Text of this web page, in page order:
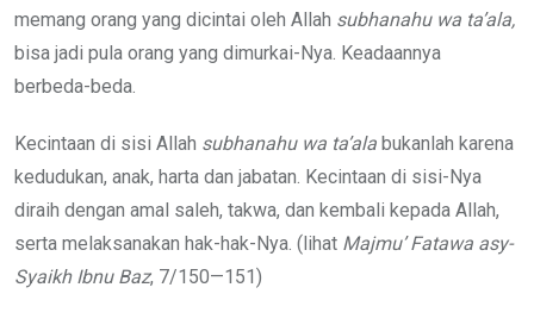
memang orang yang dicintai oleh Allah subhanahu wa ta’ala,
bisa jadi pula orang yang dimurkai-Nya. Keadaannya
berbeda-beda.
Kecintaan di sisi Allah subhanahu wa ta’ala bukanlah karena
kedudukan, anak, harta dan jabatan. Kecintaan di sisi-Nya
diraih dengan amal saleh, takwa, dan kembali kepada Allah,
serta melaksanakan hak-hak-Nya. (lihat Majmu’ Fatawa asy-
Syaikh Ibnu Baz, 7/150—151)